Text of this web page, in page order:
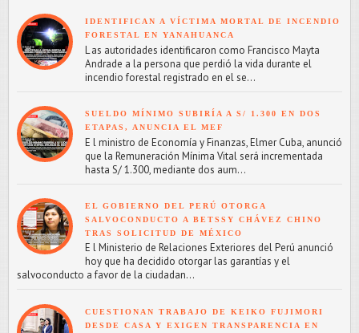
IDENTIFICAN A VÍCTIMA MORTAL DE INCENDIO
FORESTAL EN YANAHUANCA
L as autoridades identificaron como Francisco Mayta
Andrade a la persona que perdió la vida durante el
incendio forestal registrado en el se...
SUELDO MÍNIMO SUBIRÍA A S/ 1.300 EN DOS
ETAPAS, ANUNCIA EL MEF
E l ministro de Economía y Finanzas, Elmer Cuba, anunció
que la Remuneración Mínima Vital será incrementada
hasta S/ 1.300, mediante dos aum...
EL GOBIERNO DEL PERÚ OTORGA
SALVOCONDUCTO A BETSSY CHÁVEZ CHINO
TRAS SOLICITUD DE MÉXICO
E l Ministerio de Relaciones Exteriores del Perú anunció
hoy que ha decidido otorgar las garantías y el
salvoconducto a favor de la ciudadan...
CUESTIONAN TRABAJO DE KEIKO FUJIMORI
DESDE CASA Y EXIGEN TRANSPARENCIA EN